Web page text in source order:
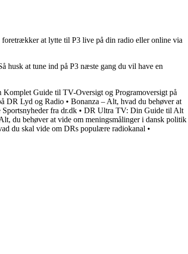
foretrækker at lytte til P3 live på din radio eller online via
husk at tune ind på P3 næste gang du vil have en
Komplet Guide til TV-Oversigt og Programoversigt på
DR Lyd og Radio • Bonanza – Alt, hvad du behøver at
fra dr.dk • DR Ultra TV: Din Guide til Alt
du behøver at vide om meningsmålinger i dansk politik
du skal vide om DRs populære radiokanal •